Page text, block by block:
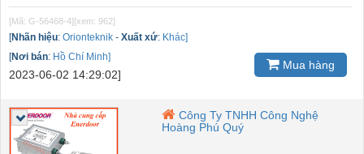
[Mã: G-56468-4][xem: 962]
[Nhãn hiệu: Orionteknik - Xuất xứ: Khác]
[Nơi bán: Hồ Chí Minh]
2023-06-02 14:29:02]
Mua hàng
Công Ty TNHH Công Nghệ
Hoàng Phú Quý